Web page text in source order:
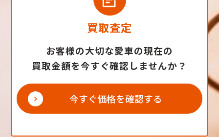
買取査定
お客様の大切な愛車の現在の
買取金額を今すぐ確認しませんか？
今すぐ価格を確認する